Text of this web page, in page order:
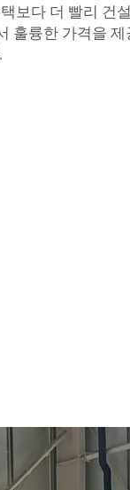
보다 더 빨리 건
훌륭한 가격을 제